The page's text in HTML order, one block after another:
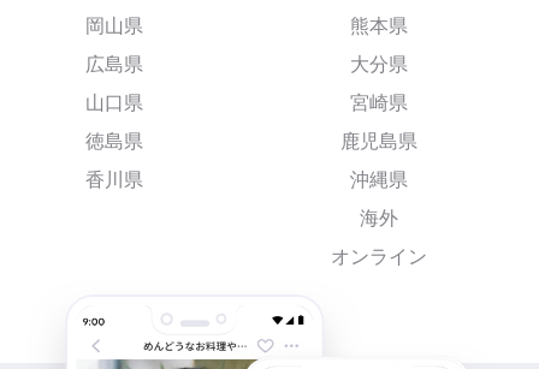
岡山県
広島県
山口県
徳島県
香川県
熊本県
大分県
宮崎県
鹿児島県
沖縄県
海外
オンライン